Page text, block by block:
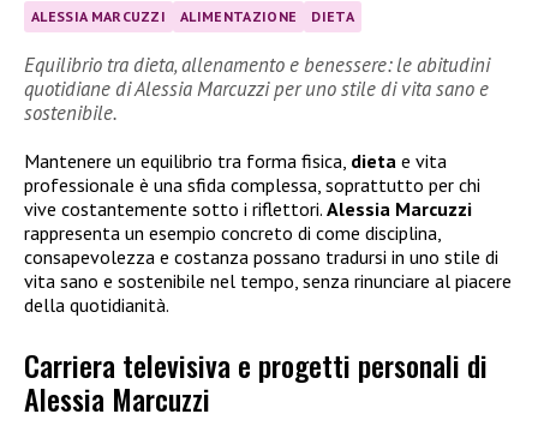
ALESSIA MARCUZZI ALIMENTAZIONE DIETA
Equilibrio tra dieta, allenamento e benessere: le abitudini
quotidiane di Alessia Marcuzzi per uno stile di vita sano e
sostenibile.
Mantenere un equilibrio tra forma fisica, dieta e vita
professionale è una sfida complessa, soprattutto per chi
vive costantemente sotto i riflettori. Alessia Marcuzzi
rappresenta un esempio concreto di come disciplina,
consapevolezza e costanza possano tradursi in uno stile di
vita sano e sostenibile nel tempo, senza rinunciare al piacere
della quotidianità.
Carriera televisiva e progetti personali di
Alessia Marcuzzi